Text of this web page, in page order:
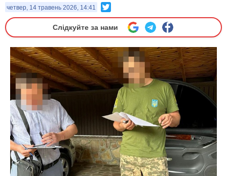
четвер, 14 травень 2026, 14:41
Слідкуйте за нами